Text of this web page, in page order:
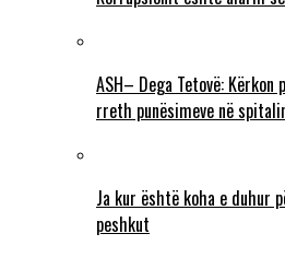
ASH– Dega Tetovë:
rreth punësimeve në
Ja kur është koha e duhur
peshkut